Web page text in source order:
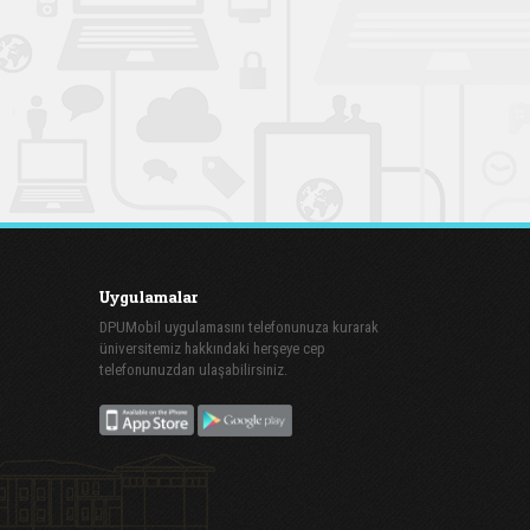
Uygulamalar
DPUMobil uygulamasını telefonunuza kurarak
üniversitemiz hakkındaki herşeye cep
telefonunuzdan ulaşabilirsiniz.